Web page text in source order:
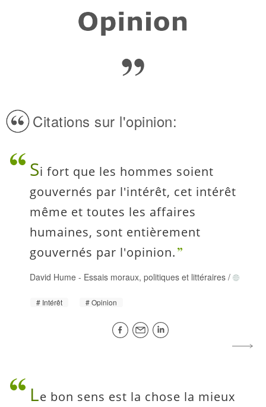
Citations sur l'opinion:
Si fort que les hommes soient
gouvernés par l'intérêt, cet intérêt
même et toutes les affaires
humaines, sont entièrement
gouvernés par l'opinion.
David Hume - Essais moraux, politiques et littéraires /
Intérêt Opinion
Le bon sens est la chose la mieux